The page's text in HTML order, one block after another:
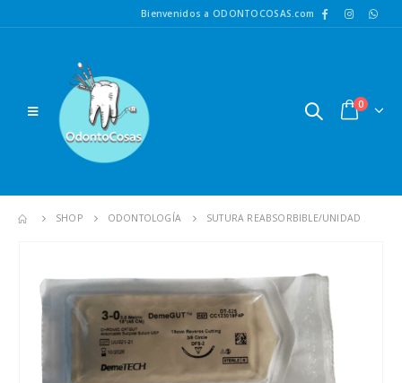
Bienvenidos a ODONTOCOSAS.com
0
SHOP ODONTOLOGÍA SUTURA REABSORBIBLE/UNIDAD